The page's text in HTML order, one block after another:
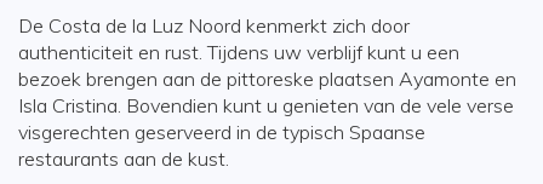
De Costa de la Luz Noord kenmerkt zich door
authenticiteit en rust. Tijdens uw verblijf kunt u een
bezoek brengen aan de pittoreske plaatsen Ayamonte en
Isla Cristina. Bovendien kunt u genieten van de vele verse
visgerechten geserveerd in de typisch Spaanse
restaurants aan de kust.